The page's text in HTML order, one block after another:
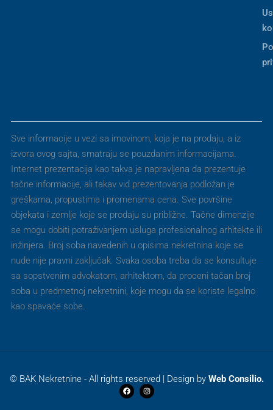
Sve informacije u vezi sa imovinom, koja je na prodaju, a iz
izvora ovog sajta, smatraju se pouzdanim informacijama.
Internet prezentacija kao takva je napravljena da prezentuje
tačne informacije, ali takav vid prezentovanja podložan je
greškama, propustima i promenama cena. Sve površine
objekata i zemlje koje se prodaju su približne. Tačne dimenzije
se mogu dobiti potraživanjem usluga profesionalnog arhitekte ili
inžinjera. Broj soba navedenih u opisima nekretnina koje se
nude nije pravni zaključak. Svaka osoba treba da se konsultuje
sa sopstvenim advokatom, arhitektom, da proceni tačan broj
soba u predmetnoj nekretnini, koje mogu da se koriste legalno
kao spavaće sobe.
© BAK Nekretnine - All rights reserved | Design by Web Consilio.